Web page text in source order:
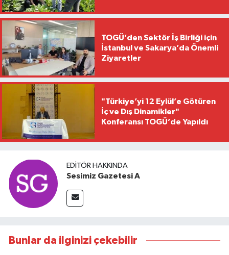
TOGÜ’den Sektör İş Birliği için
İstanbul ve Sakarya’da Önemli
Ziyaretler
"Türkiye’yi 12 Eylül’e Götüren
İç ve Dış Dinamikler"
Konferansı TOGÜ’de Yapıldı
EDITÖR HAKKINDA
Sesimiz Gazetesi A
Bunlar da ilginizi çekebilir